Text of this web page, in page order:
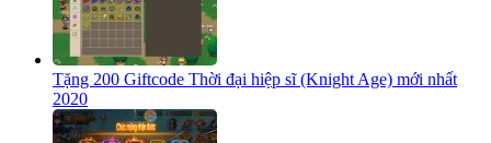
Tặng 200 Giftcode Thời đại hiệp sĩ (Knight Age) mới nhất
2020